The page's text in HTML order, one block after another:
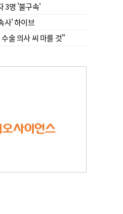
3명 '불구속'
사' 하이브
술 의사 씨 마를 것"